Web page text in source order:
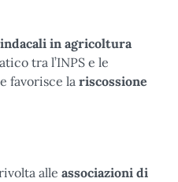
in agricoltura
tra l’INPS e le
favorisce la riscossione
alle associazioni di